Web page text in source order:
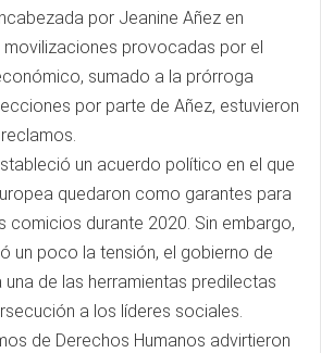
por Jeanine Añez en
movilizaciones provocadas por el
sumado a la prórroga
por parte de Añez, estuvieron
un acuerdo político en el que
quedaron como garantes para
comicios durante 2020. Sin embargo,
un poco la tensión, el gobierno de
de las herramientas predilectas
a los líderes sociales.
de Derechos Humanos advirtieron